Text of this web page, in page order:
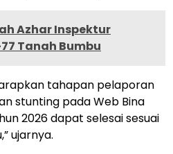
Azhar Inspektur
Tanah Bumbu
tahapan pelaporan
stunting pada Web Bina
2026 dapat selesai sesuai
ujarnya.